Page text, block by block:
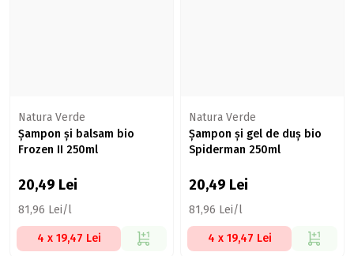
Natura Verde
Șampon și balsam bio
Frozen II 250ml
20,49 Lei
81,96 Lei/l
4 x 19,47 Lei
Natura Verde
Șampon și gel de duș bio
Spiderman 250ml
20,49 Lei
81,96 Lei/l
4 x 19,47 Lei